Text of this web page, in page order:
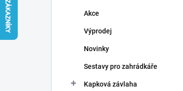
Akce
Výprodej
Novinky
Sestavy pro zahrádkáře
Kapková závlaha